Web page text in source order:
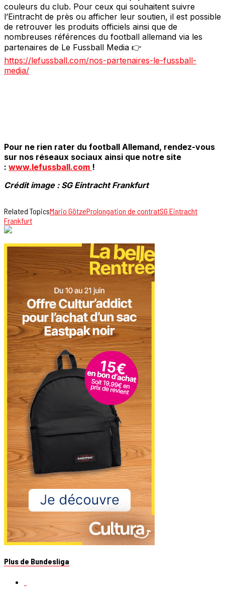
couleurs du club. Pour ceux qui souhaitent suivre
l’Eintracht de près ou afficher leur soutien, il est possible
de retrouver les produits officiels ainsi que de
nombreuses références du football allemand via les
partenaires de Le Fussball Media 👉
https://lefussball.com/nos-partenaires-le-fussball-
media/
Pour ne rien rater du football Allemand, rendez-vous
sur nos réseaux sociaux ainsi que notre site
: www.lefussball.com !
Crédit image : SG Eintracht Frankfurt
Related TopicsMario GötzeProlongation de contratSG Eintracht
Frankfurt
Plus de Bundesliga